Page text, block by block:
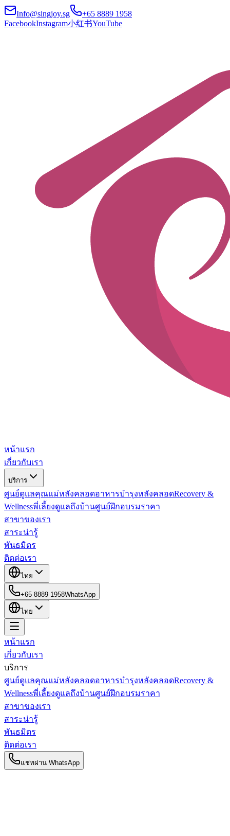
Info@singjoy.sg
+65 8889 1958
FacebookInstagram小红书YouTube
หน้าแรก
เกี่ยวกับเรา
บริการ
ศูนย์ดูแลคุณแม่หลังคลอดอาหารบำรุงหลังคลอดRecovery &
Wellnessพี่เลี้ยงดูแลถึงบ้านศูนย์ฝึกอบรมราคา
สาขาของเรา
สาระน่ารู้
พันธมิตร
ติดต่อเรา
ไทย
+65 8889 1958WhatsApp
ไทย
หน้าแรก
เกี่ยวกับเรา
บริการ
ศูนย์ดูแลคุณแม่หลังคลอดอาหารบำรุงหลังคลอดRecovery &
Wellnessพี่เลี้ยงดูแลถึงบ้านศูนย์ฝึกอบรมราคา
สาขาของเรา
สาระน่ารู้
พันธมิตร
ติดต่อเรา
แชทผ่าน WhatsApp